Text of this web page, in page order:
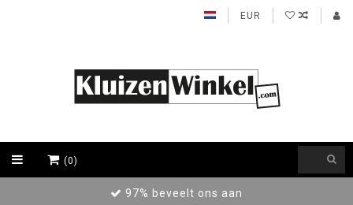
EUR
(0)
97% beveelt ons aan